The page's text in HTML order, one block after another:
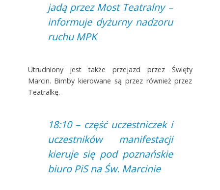
jadą przez Most Teatralny –
informuje dyżurny nadzoru
ruchu MPK
Utrudniony jest także przejazd przez Święty
Marcin. Bimby kierowane są przez również przez
Teatralkę.
18:10 – część uczestniczek i
uczestników manifestacji
kieruje się pod poznańskie
biuro PiS na Św. Marcinie